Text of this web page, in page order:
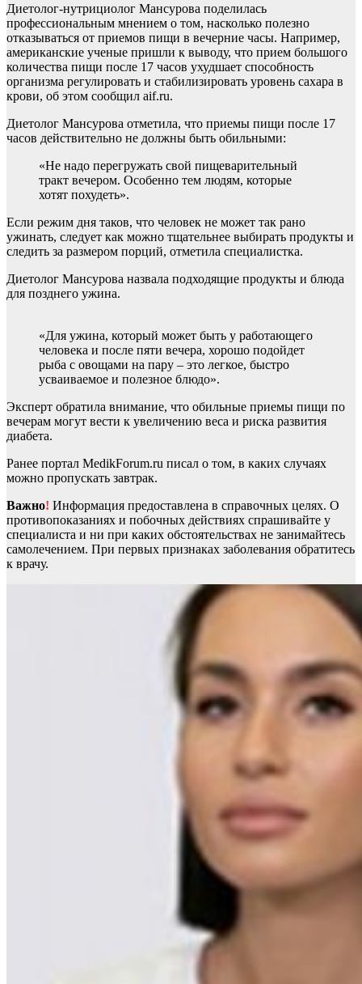
Диетолог-нутрициолог Мансурова поделилась
профессиональным мнением о том, насколько полезно
отказываться от приемов пищи в вечерние часы. Например,
американские ученые пришли к выводу, что прием большого
количества пищи после 17 часов ухудшает способность
организма регулировать и стабилизировать уровень сахара в
крови, об этом сообщил aif.ru.
Диетолог Мансурова отметила, что приемы пищи после 17
часов действительно не должны быть обильными:
«Не надо перегружать свой пищеварительный
тракт вечером. Особенно тем людям, которые
хотят похудеть».
Если режим дня таков, что человек не может так рано
ужинать, следует как можно тщательнее выбирать продукты и
следить за размером порций, отметила специалистка.
Диетолог Мансурова назвала подходящие продукты и блюда
для позднего ужина.
«Для ужина, который может быть у работающего
человека и после пяти вечера, хорошо подойдет
рыба с овощами на пару – это легкое, быстро
усваиваемое и полезное блюдо».
Эксперт обратила внимание, что обильные приемы пищи по
вечерам могут вести к увеличению веса и риска развития
диабета.
Ранее портал MedikForum.ru писал о том, в каких случаях
можно пропускать завтрак.
Важно! Информация предоставлена в справочных целях. О
противопоказаниях и побочных действиях спрашивайте у
специалиста и ни при каких обстоятельствах не занимайтесь
самолечением. При первых признаках заболевания обратитесь
к врачу.